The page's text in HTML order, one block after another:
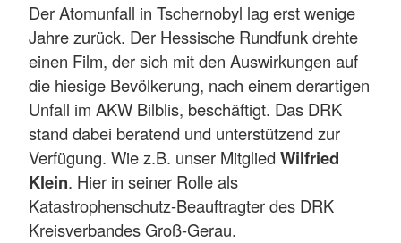
Der Atomunfall in Tschernobyl lag erst wenige
Jahre zurück. Der Hessische Rundfunk drehte
einen Film, der sich mit den Auswirkungen auf
die hiesige Bevölkerung, nach einem derartigen
Unfall im AKW Bilblis, beschäftigt. Das DRK
stand dabei beratend und unterstützend zur
Verfügung. Wie z.B. unser Mitglied Wilfried
Klein. Hier in seiner Rolle als
Katastrophenschutz-Beauftragter des DRK
Kreisverbandes Groß-Gerau.